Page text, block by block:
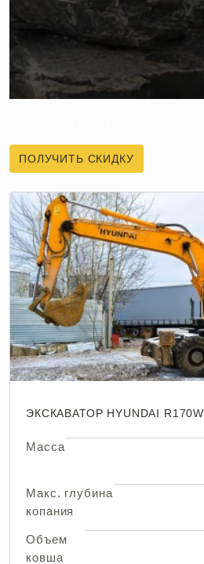
ПОЛУЧИТЬ СКИДКУ
ЭКСКАВАТОР HYUNDAI R170W
Масса
Макс. глубина
копания
Объем
ковша